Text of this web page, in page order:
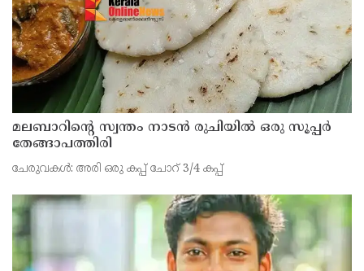
മലബാറിന്റെ സ്വന്തം നാടൻ രുചിയിൽ ഒരു സൂപ്പർ
തേങ്ങാപത്തിരി
ചേരുവകള്‍: അരി ഒരു കപ്പ് ചോറ് 3/4 കപ്പ്